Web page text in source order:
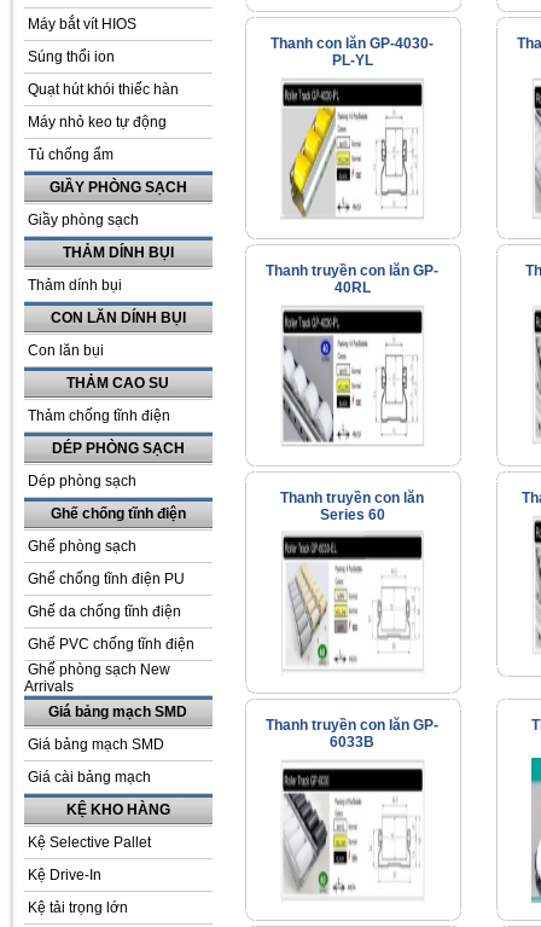
Máy bắt vít HIOS
Súng thổi ion
Quạt hút khói thiếc hàn
Máy nhỏ keo tự động
Tủ chống ẩm
GIẦY PHÒNG SẠCH
Giầy phòng sạch
THẢM DÍNH BỤI
Thảm dính bụi
CON LĂN DÍNH BỤI
Con lăn bụi
THẢM CAO SU
Thảm chống tĩnh điện
DÉP PHÒNG SẠCH
Dép phòng sạch
Ghế chống tĩnh điện
Ghế phòng sạch
Ghế chống tĩnh điện PU
Ghế da chống tĩnh điện
Ghế PVC chống tĩnh điện
Ghế phòng sạch New
Arrivals
Giá bảng mạch SMD
Giá bảng mạch SMD
Giá cài bảng mạch
KỆ KHO HÀNG
Kệ Selective Pallet
Kệ Drive-In
Kệ tải trọng lớn
Thanh con lăn GP-4030-
PL-YL
Thanh truyền con lăn GP-
40RL
Thanh truyền con lăn
Series 60
Thanh truyền con lăn GP-
6033B